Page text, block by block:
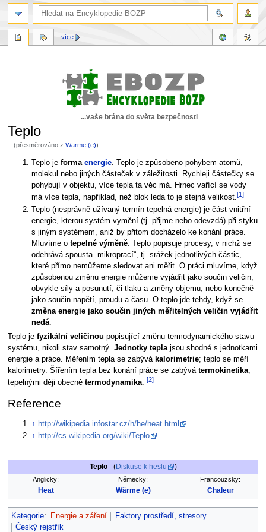
...vaše brána do světa bezpečnosti
Teplo
(přesměrováno zWärme (e))
Skočit
navigaci
Skočit
vyhledávání
Teplo jeformaenergie. Teplo je způsobeno pohybem atomů,
molekul nebo jiných částeček v záležitosti. Rychleji částečky se
pohybují v objektu, více tepla ta věc má. Hrnec vařící se vody
má více tepla, například, než blok leda to je stejná velikost.[1]
Teplo (nesprávně užívaný termín tepelná energie) je část vnitřní
energie, kterou systém vymění (tj. přijme nebo odevzdá) při styku
s jiným systémem, aniž by přitom docházelo ke konání práce.
Mluvíme otepelné výměně . Teplo popisuje procesy, v nichž se
odehrává spousta „mikroprací“, tj. srážek jednotlivých částic,
které přímo nemůžeme sledovat ani měřit. O práci mluvíme, když
způsobenou změnu energie můžeme vyjádřit jako součin veličin,
obvykle síly a posunutí, či tlaku a změny objemu, nebo konečně
jako součin napětí, proudu a času. O teplo jde tehdy, když se
změna energie jako součin jiných měřitelných veličin vyjádřit
nedá
Teplo je fyzikální veličinou popisující změnu termodynamického stavu
systému, nikoli stav samotný. Jednotky teplajsou shodné s jednotkami
energie a práce. Měřením tepla se zabývá kalorimetrie; teplo se měří
kalorimetry. Šířením tepla bez konání práce se zabývá termokinetika,
tepelnými ději obecně termodynamika. [2]
Reference
↑ http://wikipedia.infostar.cz/h/he/heat.html
↑ http://cs.wikipedia.org/wiki/Teplo
Teplo- (Diskuse k heslu )
Anglicky: Německy: Francouzsky:
Heat Wärme (e) Chaleur
Kategorie: Energie a záření
Faktory prostředí, stresory
Český rejstřík
více